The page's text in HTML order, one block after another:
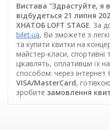
Вистава "Здрастуйте, я
відбудеться 21 липня
ХНАТОБ LOFT STAGE. За
bilet.ua, Ви зможете з
та купити квитки на
майстер-класи, спортивні
цікавлять, оплативши їх
способом: через інтернет
VISA/MasterCard,
зробите замовлення